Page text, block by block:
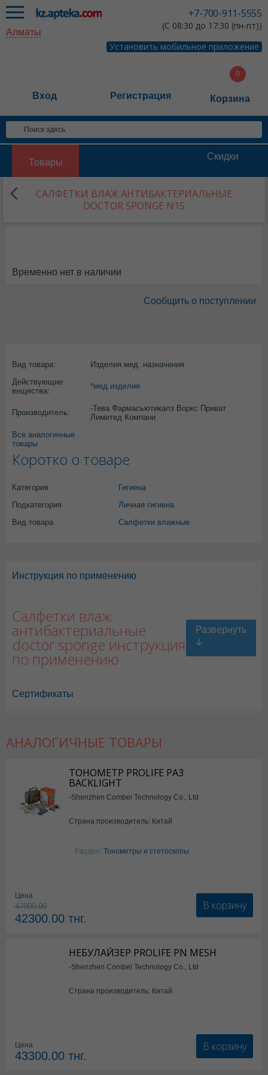
+7-700-911-5555
(С 08:30 до 17:30 (пн-пт))
Установить мобильное приложение
Алматы
Вход Регистрация Корзина
Товары
Скидки
САЛФЕТКИ ВЛАЖ АНТИБАКТЕРИАЛЬНЫЕ
DOCTOR SPONGE N15
Временно нет в наличии
Сообщить о поступлении
Вид товара:
Изделия мед. назначения
Действующие
вещества:
*мед.изделия
Производитель:
-Тева Фармасьютикалз Воркс Приват
Лимитед Компани
Все аналогичные
товары
Коротко о товаре
Категория
Гигиена
Подкатегория
Личная гигиена
Вид товара
Салфетки влажные
Инструкция по применению
Салфетки влаж
антибактериальные
doctor sponge инструкция
по применению
Сертификаты
АНАЛОГИЧНЫЕ ТОВАРЫ
ТОНОМЕТР PROLIFE PA3
BACKLIGHT
-Shenzhen Combei Technology Co., Ltd
Страна производитель: Китай
Раздел: Тонометры и стетоскопы
Цена
47000.00
42300.00 тнг.
В корзину
НЕБУЛАЙЗЕР PROLIFE PN MESH
-Shenzhen Combei Technology Co., Ltd
Страна производитель: Китай
Цена
43300.00 тнг.
В корзину